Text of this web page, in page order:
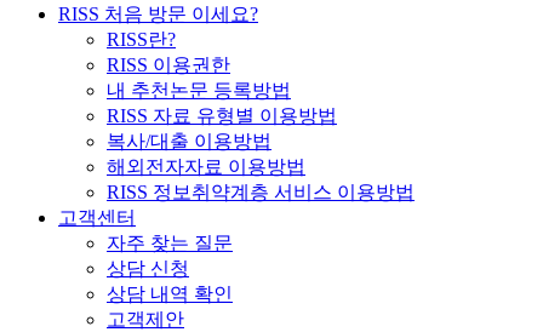
RISS 처음 방문 이세요?
RISS란?
RISS 이용권한
내 추천논문 등록방법
RISS 자료 유형별 이용방법
복사/대출 이용방법
해외전자자료 이용방법
RISS 정보취약계층 서비스 이용방법
고객센터
자주 찾는 질문
상담 신청
상담 내역 확인
고객제안